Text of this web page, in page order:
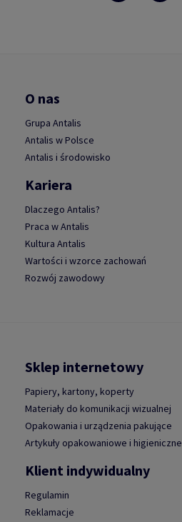
O nas
Grupa Antalis
Antalis w Polsce
Antalis i środowisko
Kariera
Dlaczego Antalis?
Praca w Antalis
Kultura Antalis
Wartości i wzorce zachowań
Rozwój zawodowy
Sklep internetowy
Papiery, kartony, koperty
Materiały do komunikacji wizualnej
Opakowania i urządzenia pakujące
Artykuły opakowaniowe i higieniczne
Klient indywidualny
Regulamin
Reklamacje